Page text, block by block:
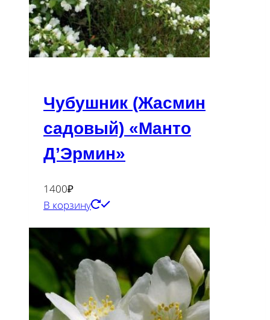
Чубушник (Жасмин
садовый) «Манто
Д’Эрмин»
1400₽
В корзину